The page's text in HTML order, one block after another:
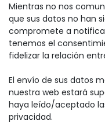
Mientras no nos
que sus datos no han
compromete a
tenemos el
fidelizar la relación
El envío de sus datos
nuestra web estará
haya leído/aceptado
privacidad.